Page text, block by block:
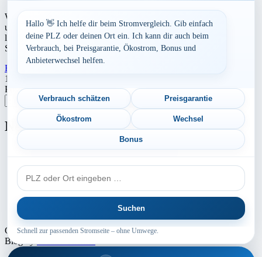
Werbung Den aktuellen Strompreis in 24105 Kiel und die
ungefährend Kosten bei Stromanbietern können Sie hier berechnen
lassen. Preisvergleich: powered by TARIFCHECK24 GmbH Die
Strompreise […]
Read More
Seitennummerierung
der
Beiträge
1
Postleitzahl eingeben
Suchen
Neu berechnet
Aktuelle Strompreise in 96242 Sonnefeld
Aktuelle Strompreise in 63579 Freigericht
Aktuelle Strompreise in 71131 Jettingen
Copyright © 2024 - 2026 INTERMEDIA GROUP - Theme Marsh
Blog by
Hallo 👋 Ich helfe dir beim Stromvergleich. Gib einfach
deine PLZ oder deinen Ort ein. Ich kann dir auch beim
Verbrauch, bei Preisgarantie, Ökostrom, Bonus und
Anbieterwechsel helfen.
Verbrauch schätzen Preisgarantie
Ökostrom Wechsel
Bonus
PLZ
oder
Ort
Suchen
Schnell zur passenden Stromseite – ohne Umwege.